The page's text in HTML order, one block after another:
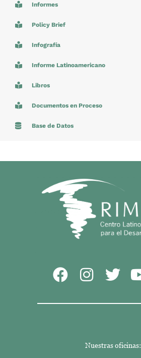
Informes
Policy Brief
Infografía
Informe Latinoamericano
Libros
Documentos en Proceso
Base de Datos
Nuestras oficinas: